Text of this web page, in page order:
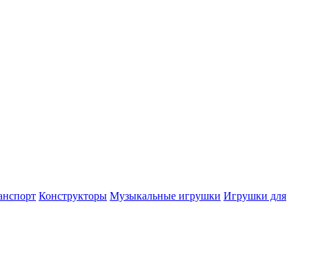
Конструкторы Музыкальные игрушки Игрушки для